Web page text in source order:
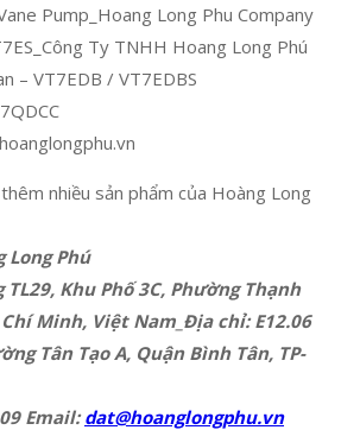
Pump_Hoang Long Phu Company
Ty TNHH Hoang Long Phú
– VT7EDB / VT7EDBS
nhiều sản phẩm của Hoàng Long
Long Phú
Khu Phố 3C, Phường Thạnh
Chí Minh, Việt Nam_Địa chỉ: E12.06
Tân Tạo A, Quận Bình Tân, TP-
Email:dat@hoanglongphu.vn